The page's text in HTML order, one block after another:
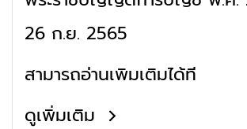
26 ก.ย. 2565
สามารถอ่านเพิ่มเติมได้ที่
ดูเพิ่มเติม